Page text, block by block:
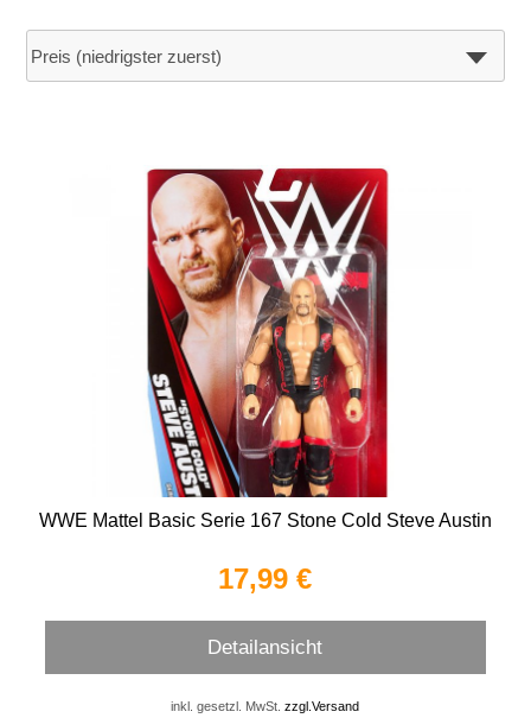
WWE Mattel Basic Serie 167 Stone Cold Steve Austin
17,99 €
Detailansicht
inkl. gesetzl. MwSt.zzgl.Versand